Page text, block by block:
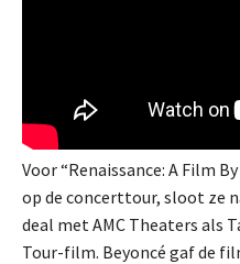
Voor “Renaissance: A Film
op de concerttour, sloot ze
deal met AMC Theaters als
Tour-film. Beyoncé gaf de